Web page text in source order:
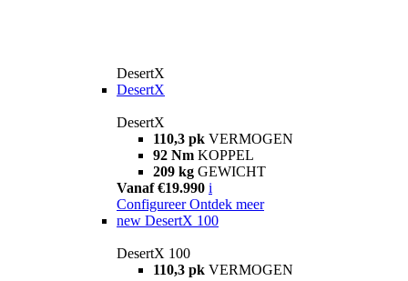
DesertX
DesertX
DesertX
110,3 pk VERMOGEN
92 Nm KOPPEL
209 kg GEWICHT
Vanaf €19.990 i
Configureer Ontdek meer
new DesertX 100
DesertX 100
110,3 pk VERMOGEN